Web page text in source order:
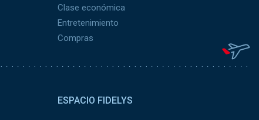
Clase económica
Entretenimiento
Compras
ESPACIO FIDELYS